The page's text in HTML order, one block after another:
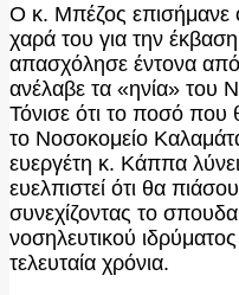
Ο κ. Μπέζος επισήμανε
χαρά του για την
απασχόλησε έντονα
ανέλαβε τα «ηνία» του
Τόνισε ότι το ποσό που
το Νοσοκομείο
ευεργέτη κ. Κάππα
ευελπιστεί ότι θα
συνεχίζοντας το
νοσηλευτικού
τελευταία χρόνια.